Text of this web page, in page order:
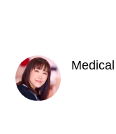
b
o
o